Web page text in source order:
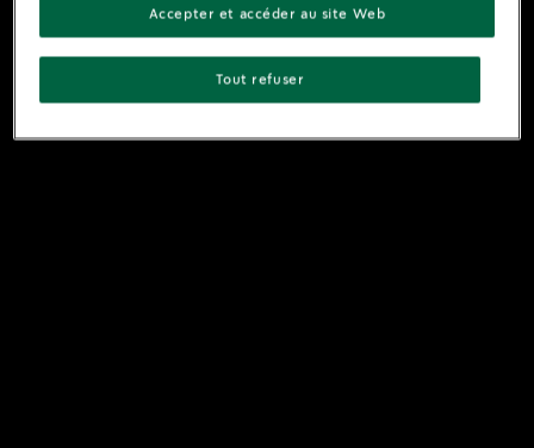
Tout refuser
Accepter et accéder au site Web